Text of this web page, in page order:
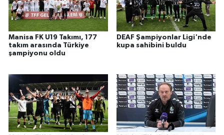
Manisa FK U19 Takımı, 177
takım arasında Türkiye
şampiyonu oldu
DEAF Şampiyonlar Ligi'nde
kupa sahibini buldu